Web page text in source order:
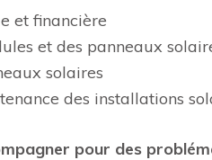
et financière
et des panneaux
solaires
des installations
pour des